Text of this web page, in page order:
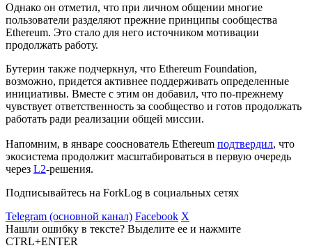
Однако он отметил, что при личном общении многие
пользователи разделяют прежние принципы сообщества
Ethereum. Это стало для него источником мотивации
продолжать работу.
Бутерин также подчеркнул, что Ethereum Foundation,
возможно, придется активнее поддерживать определенные
инициативы. Вместе с этим он добавил, что по-прежнему
чувствует ответственность за сообщество и готов продолжать
работать ради реализации общей миссии.
Напомним, в январе сооснователь Ethereum подтвердил, что
экосистема продолжит масштабироваться в первую очередь
через L2-решения.
Подписывайтесь на ForkLog в социальных сетях
Telegram (основной канал) Facebook X
Нашли ошибку в тексте? Выделите ее и нажмите
CTRL+ENTER